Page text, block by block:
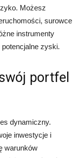
Możesz
surowce
instrumenty
zyski.
portfel
dynamiczny.
inwestycje i
warunków